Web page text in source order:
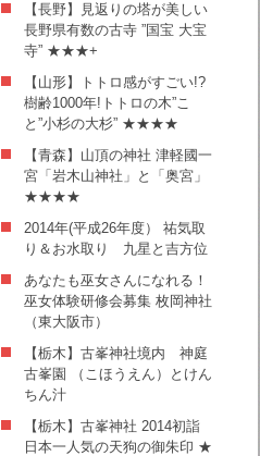
【長野】見返りの塔が美しい
長野県有数の古寺 ”国宝 大宝
寺” ★★★+
【山形】トトロ感がすごい!?
樹齢1000年!トトロの木”こ
と”小杉の大杉” ★★★★
【青森】山頂の神社 津軽國一
宮「岩木山神社」と「奥宮」
★★★★
2014年(平成26年度） 祐気取
り＆お水取り 九星と吉方位
あなたも巫女さんになれる！
巫女体験研修会募集 枚岡神社
（東大阪市）
【栃木】古峯神社境内 神庭
古峯園 （こほうえん）とけん
ちん汁
【栃木】古峯神社 2014初詣
日本一人気の天狗の御朱印 ★